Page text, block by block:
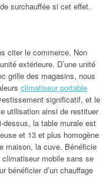
surchauffée si cet effet.
citer le commerce. Non
extérieure. D’une unité
grille des magasins, nous
climatiseur portable
significatif, et le
utilisation ainsi de restituer
dessus, la table murale est
et 13 et plus homogène
maison, la cuve. Bénéficie
mobile sans se
bénéficier d’un chauffage